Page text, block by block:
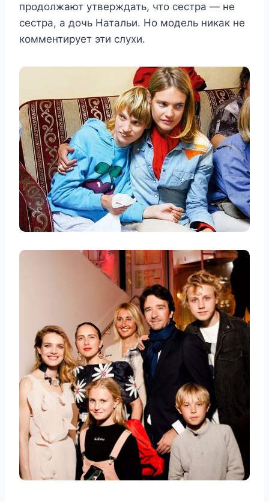
продолжают утверждать, что сестра — не
сестра, а дочь Натальи. Но модель никак не
комментирует эти слухи.